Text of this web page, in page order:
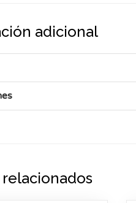
adicional